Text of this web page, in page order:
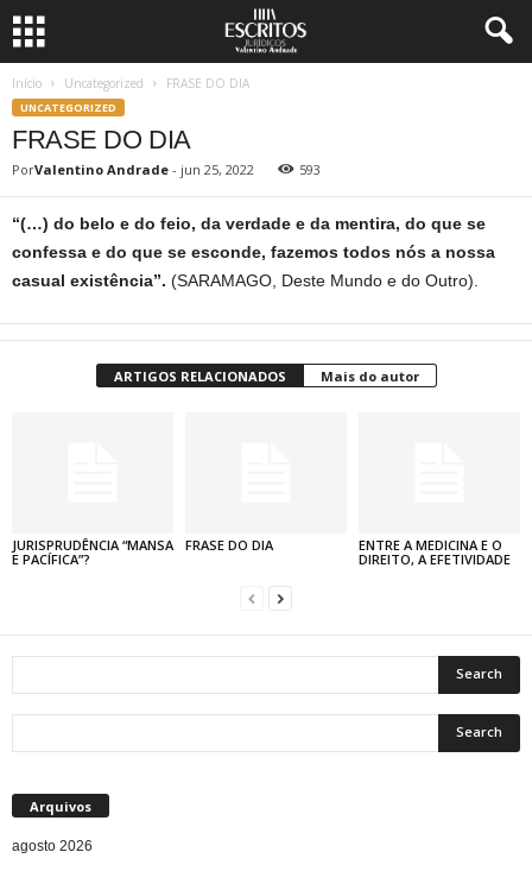
Início Uncategorized FRASE DO DIA
UNCATEGORIZED
FRASE DO DIA
PorValentino Andrade - jun 25, 2022 593
“(…) do belo e do feio, da verdade e da mentira, do que se
confessa e do que se esconde, fazemos todos nós a nossa
casual existência”. (SARAMAGO, Deste Mundo e do Outro).
ARTIGOS RELACIONADOS Mais do autor
JURISPRUDÊNCIA “MANSA
E PACÍFICA”?
FRASE DO DIA
ENTRE A MEDICINA E O
DIREITO, A EFETIVIDADE
Arquivos
agosto 2026